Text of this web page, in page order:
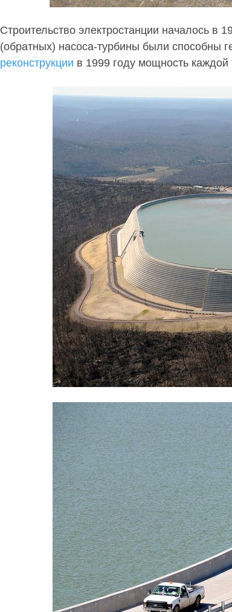
Строительство электростанции началось в
(обратных) насоса-турбины были способны
реконструкции в 1999 году мощность каждой